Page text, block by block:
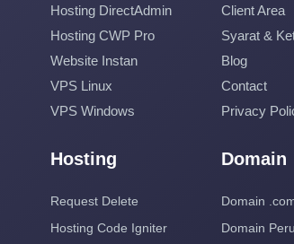
Hosting DirectAdmin
Hosting CWP Pro
Website Instan
VPS Linux
VPS Windows
Client Area
Syarat &
Blog
Contact
Privacy
Hosting
Request Delete
Hosting Code Igniter
Domain
Domain
Domain